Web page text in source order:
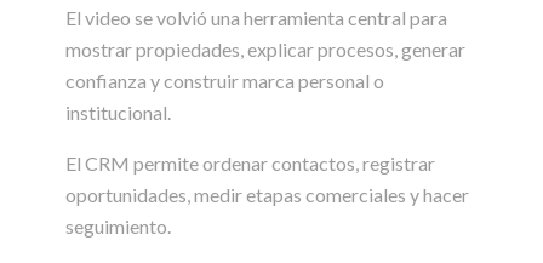
El video se volvió una herramienta central para
mostrar propiedades, explicar procesos, generar
confianza y construir marca personal o
institucional.
El CRM permite ordenar contactos, registrar
oportunidades, medir etapas comerciales y hacer
seguimiento.